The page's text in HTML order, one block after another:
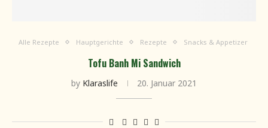
Alle Rezepte Hauptgerichte Rezepte Snacks & Appetizer
Tofu Banh Mi Sandwich
by Klaraslife 20. Januar 2021